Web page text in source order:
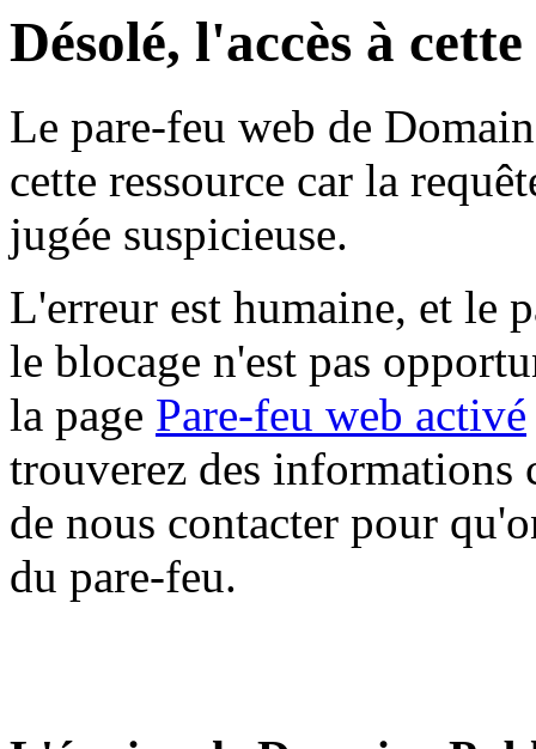
Désolé, l'accès à
Le pare-feu web de
cette ressource car la
jugée suspicieuse.
L'erreur est humaine, et le
le blocage n'est pas
la page Pare-feu web activé
trouverez des informations
de nous contacter pour
du pare-feu.